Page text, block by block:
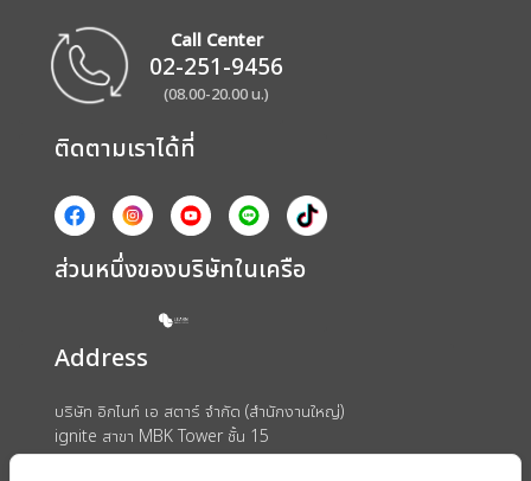
Call Center
02-251-9456
(08.00-20.00 น.)
ติดตามเราได้ที่
ส่วนหนึ่งของบริษัทในเครือ
Address
บริษัท อิกไนท์ เอ สตาร์ จำกัด (สำนักงานใหญ่)
ignite สาขา MBK Tower ชั้น 15
ถนนพญาไท แขวงวังใหม่ เขตปทุมวัน กรุงเทพมหานคร 10330